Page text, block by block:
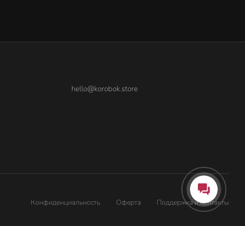
hello@korobok.store
Конфиденциальность Оферта Поддержка и контакты